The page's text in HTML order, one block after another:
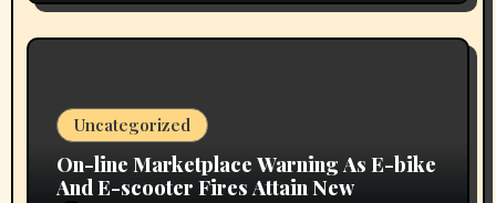
Uncategorized
On-line Marketplace Warning As E-bike
And E-scooter Fires Attain New